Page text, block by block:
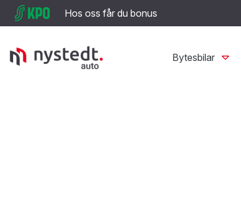
Hos oss får du bonus
Bytesbilar